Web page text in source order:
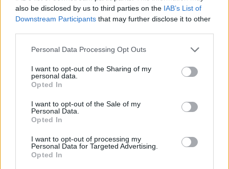
also be disclosed by us to third parties on the IAB’s List of
Downstream Participants that may further disclose it to other
Please note that this website/app uses one or more Google
not limited to your visit or usage behaviour. You may click to
grant or deny consent to Google and its third-party tags to
use your data for below specified purposes in below Google
consent section.
Personal Data Processing Opt Outs
I want to opt-out of the Sharing of my
personal data.
Opted In
I want to opt-out of the Sale of my
Personal Data.
Opted In
I want to opt-out of processing my
Personal Data for Targeted Advertising.
Opted In